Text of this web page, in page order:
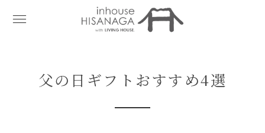
父の日ギフトおすすめ4選